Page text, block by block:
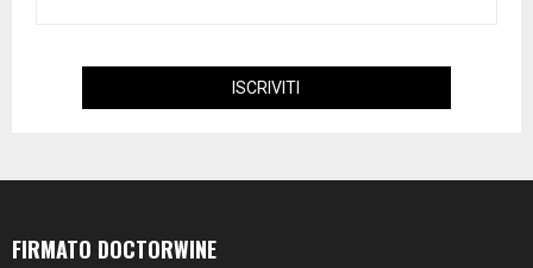
FIRMATO DOCTORWINE